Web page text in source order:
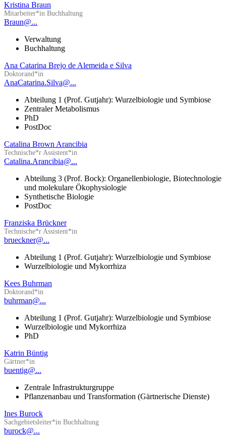
Kristina Braun
Mitarbeiter*in Buchhaltung
Braun@...
Verwaltung
Buchhaltung
Ana Catarina Brejo de Alemeida e Silva
Doktorand*in
AnaCatarina.Silva@...
Abteilung 1 (Prof. Gutjahr): Wurzelbiologie und Symbiose
Zentraler Metabolismus
PhD
PostDoc
Catalina Brown Arancibia
Technische*r Assistent*in
Catalina.Arancibia@...
Abteilung 3 (Prof. Bock): Organellenbiologie, Biotechnologie
und molekulare Ökophysiologie
Synthetische Biologie
PostDoc
Franziska Brückner
Technische*r Assistent*in
brueckner@...
Abteilung 1 (Prof. Gutjahr): Wurzelbiologie und Symbiose
Wurzelbiologie und Mykorrhiza
Kees Buhrman
Doktorand*in
buhrman@...
Abteilung 1 (Prof. Gutjahr): Wurzelbiologie und Symbiose
Wurzelbiologie und Mykorrhiza
PhD
Katrin Büntig
Gärtner*in
buentig@...
Zentrale Infrastrukturgruppe
Pflanzenanbau und Transformation (Gärtnerische Dienste)
Ines Burock
Sachgebietsleiter*in Buchhaltung
burock@...